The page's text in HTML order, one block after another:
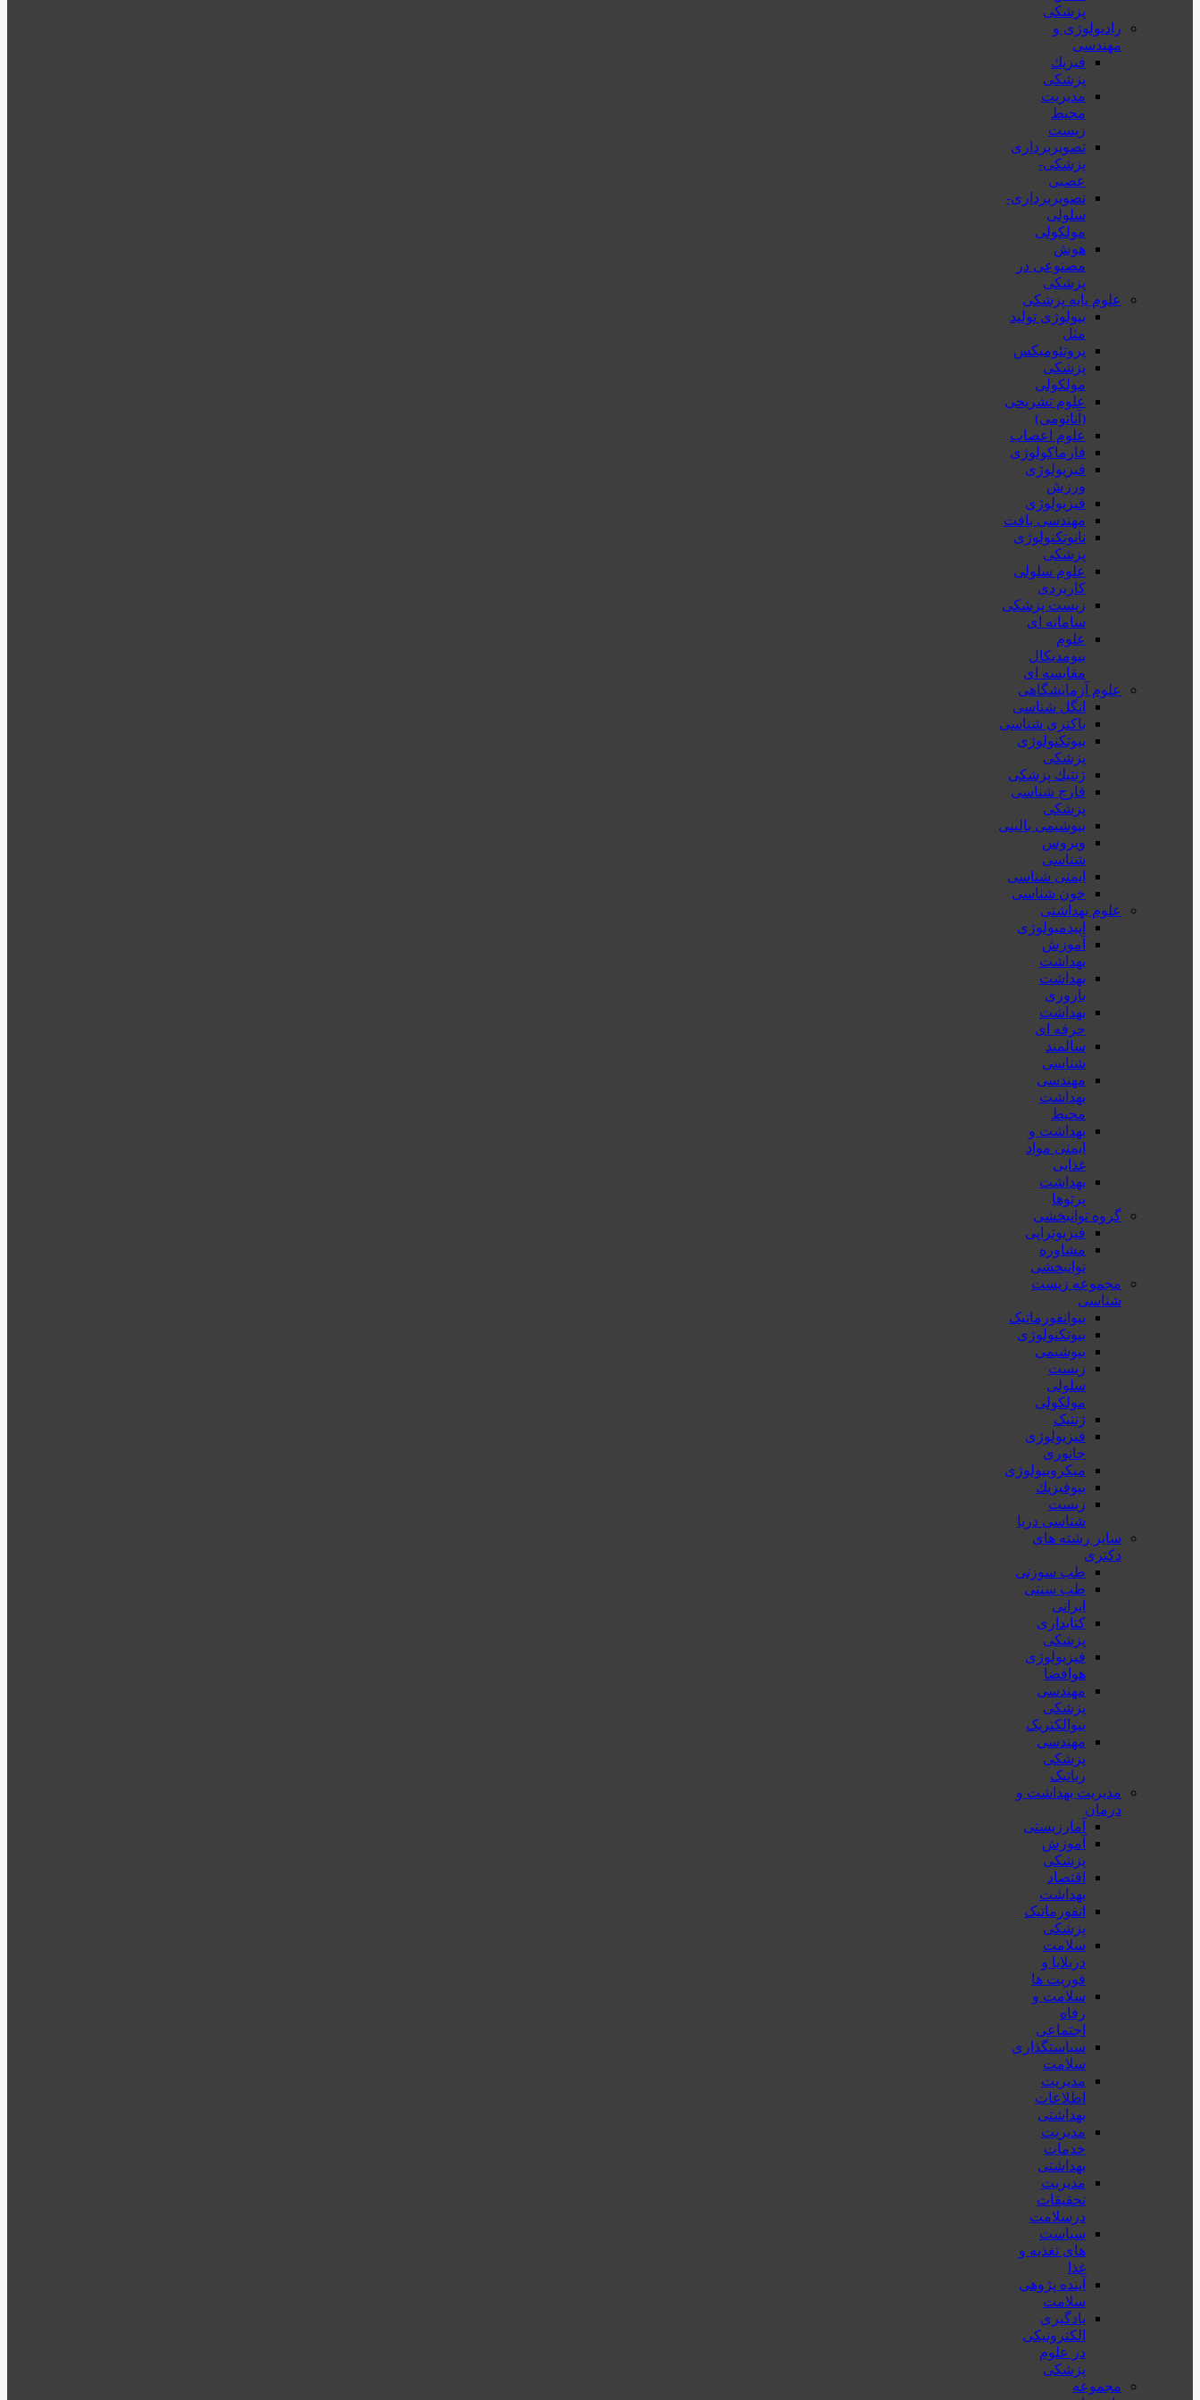
پزشکی
رادیولوژی و
مهندسی
فيزيك
پزشکی
مدیریت
محیط
زیست
تصویربرداری
پزشکی-
عصبی
تصویربرداری-
سلولی
مولکولی
هوش
مصنوعی در
پزشکی
علوم پایه پزشکی
بیولوژی تولید
مثل
پروتئومیکس
پزشکی
مولکولی
علوم تشریحی
(آناتومی)
علوم اعصاب
فارماکولوژی
فیزیولوژی
ورزش
فیزیولوژی
مهندسی بافت
نانوتکنولوژی
پزشکی
علوم سلولی
کاربردی
زیست پزشکی
سامانه ای
علوم
بیومدیکال
مقایسه ای
علوم آزمایشگاهی
انگل شناسی
باکتری شناسی
بیوتکنولوژی
پزشکی
ژنتيك پزشکی
قارچ شناسی
پزشكی
بیوشیمی بالینی
ویروس
شناسی
ایمنی شناسی
خون شناسی
علوم بهداشتی
اپیدمیولوژی
آموزش
بهداشت
بهداشت
باروری
بهداشت
حرفه ای
سالمند
شناسی
مهندسی
بهداشت
محيط
بهداشت و
ایمنی مواد
غذایی
بهداشت
پرتوها
گروه توانبخشی
فیزیوتراپی
مشاوره
توانبخشی
مجموعه زیست
شناسی
بیوانفورماتیک
بیوتکنولوژی
بیوشیمی
زیست
سلولی
مولکولی
ژنتیک
فیزیولوژی
جانوری
میکروبیولوژی
بيوفيزيك
زیست
شناسی دریا
سایر رشته های
دکتری
طب سوزنی
طب سنتی
ایرانی
کتابداری
پزشکی
فیزیولوژی
هوافضا
مهندسی
پزشکی
بیوالکتریک
مهندسی
پزشکی
رباتیک
مدیریت بهداشت و
درمان
آمارزیستی
آموزش
پزشکی
اقتصاد
بهداشت
انفورماتیک
پزشکی
سلامت
دربلايا و
فوريت ها
سلامت و
رفاه
اجتماعی
سیاستگذاری
سلامت
مدیریت
اطلاعات
بهداشتی
مدیریت
خدمات
بهداشتی
مدیریت
تحقیقات
درسلامت
سیاست
های تغذیه و
غذا
آینده پژوهی
سلامت
یادگیری
الکترونیکی
در علوم
پزشکی
مجموعه